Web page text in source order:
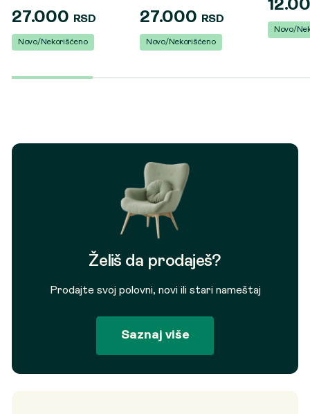
27.000 RSD
Novo/Nekorišćeno
27.000 RSD
Novo/Nekorišćeno
Novo/
Želiš da prodaješ?
Prodajte svoj polovni, novi ili stari nameštaj
Saznaj više